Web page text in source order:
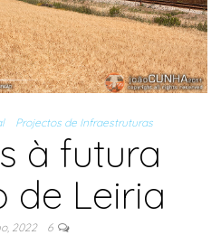
Projectos de Infraestruturas
à futura
de Leiria
2022 6